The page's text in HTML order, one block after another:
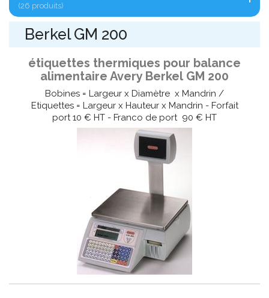
(26 produits)
Berkel GM 200
étiquettes thermiques pour balance
alimentaire Avery Berkel GM 200
Bobines = Largeur x Diamètre x Mandrin /
Etiquettes = Largeur x Hauteur x Mandrin - Forfait
port 10 € HT - Franco de port 90 € HT